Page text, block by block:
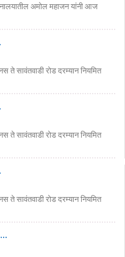
अमोल महाजन यांनी आज
ते सावंतवाडी रोड दरम्यान नियमित
ते सावंतवाडी रोड दरम्यान नियमित
ते सावंतवाडी रोड दरम्यान नियमित